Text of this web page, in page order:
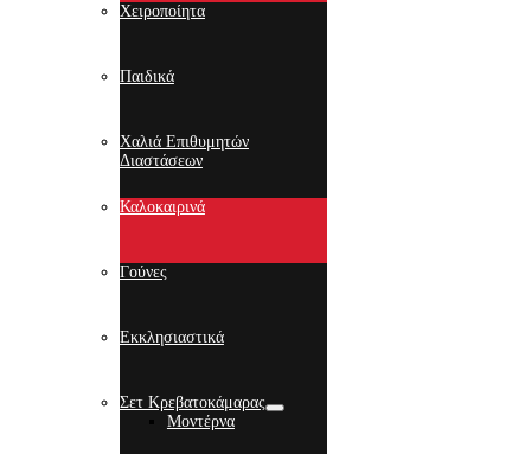
Χειροποίητα
Παιδικά
Χαλιά Επιθυμητών
Διαστάσεων
Καλοκαιρινά
Γούνες
Εκκλησιαστικά
Σετ Κρεβατοκάμαρας
Μοντέρνα